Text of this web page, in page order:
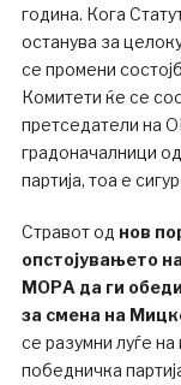
година. Кога
останува за
се промени
Комитети ќе се
претседатели на
градоначалници
партија, тоа е
Стравот од нов
опстојувањето
МОРА да ги
за смена на
се разумни луѓе
победничка